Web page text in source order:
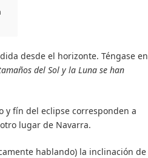
desde el horizonte. Téngase en
del Sol y la Luna se han
y fín del eclipse corresponden a
lugar de Navarra.
hablando) la inclinación de